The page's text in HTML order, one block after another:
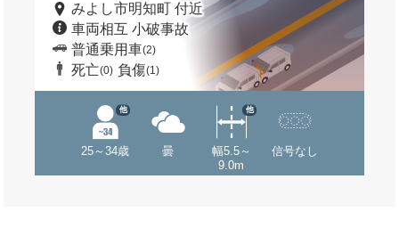
みよし市明知町 付近
車両相互 小破事故
普通乗用車(2)
死亡(0) 負傷(1)
25～34歳
他
曇
幅5.5～
9.0m
他
信号なし